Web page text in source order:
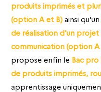
produits imprimés et
(option A et B)ainsi qu'un
de réalisation d'un projet
communication (option A
propose enfin le Bac pro
de produits imprimés,
apprentissage